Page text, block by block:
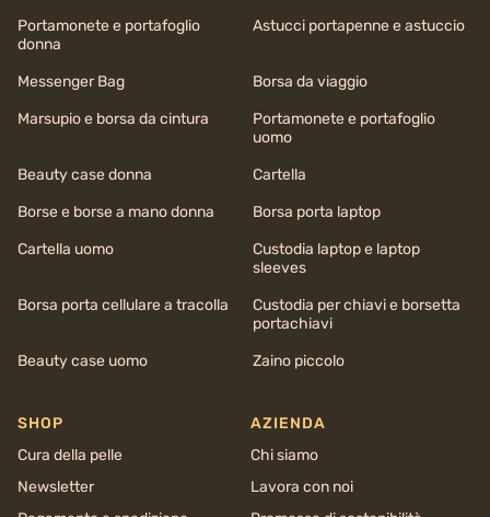
Portamonete e portafoglio
donna
Astucci portapenne e astuccio
Messenger Bag
Borsa da viaggio
Marsupio e borsa da cintura
Portamonete e portafoglio
uomo
Beauty case donna
Cartella
Borse e borse a mano donna
Borsa porta laptop
Cartella uomo
Custodia laptop e laptop
sleeves
Borsa porta cellulare a tracolla
Custodia per chiavi e borsetta
portachiavi
Beauty case uomo
Zaino piccolo
SHOP
Cura della pelle
Newsletter
AZIENDA
Chi siamo
Lavora con noi